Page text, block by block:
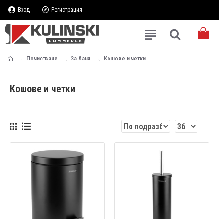
Вход Регистрация
Почистване За баня Кошове и четки
Кошове и четки